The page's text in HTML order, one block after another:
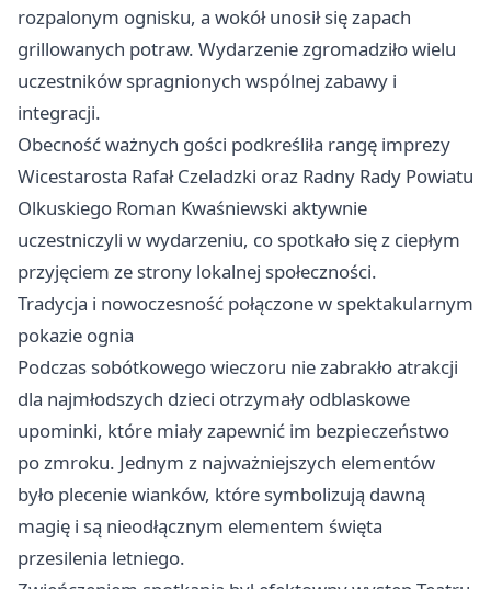
rozpalonym ognisku, a wokół unosił się zapach
grillowanych potraw. Wydarzenie zgromadziło wielu
uczestników spragnionych wspólnej zabawy i
integracji.
Obecność ważnych gości podkreśliła rangę imprezy
Wicestarosta Rafał Czeladzki oraz Radny Rady Powiatu
Olkuskiego Roman Kwaśniewski aktywnie
uczestniczyli w wydarzeniu, co spotkało się z ciepłym
przyjęciem ze strony lokalnej społeczności.
Tradycja i nowoczesność połączone w spektakularnym
pokazie ognia
Podczas sobótkowego wieczoru nie zabrakło atrakcji
dla najmłodszych dzieci otrzymały odblaskowe
upominki, które miały zapewnić im bezpieczeństwo
po zmroku. Jednym z najważniejszych elementów
było plecenie wianków, które symbolizują dawną
magię i są nieodłącznym elementem święta
przesilenia letniego.